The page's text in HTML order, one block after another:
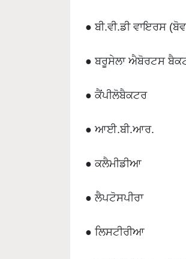
● ਬੀ.ਵੀ.ਡੀ ਵਾਇਰਸ
● ਬਰੂਸੇਲਾ ਐਬੋਰਟਸ
● ਕੈਂਪੀਲੋਬੈਕਟਰ
● ਆਈ.ਬੀ.ਆਰ.
● ਕਲੈਮੀਡੀਆ
● ਲੈਪਟੋਸਪੀਰਾ
● ਲਿਸਟੀਰੀਆ